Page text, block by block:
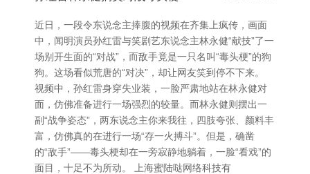
近日，一段令东说念主捧腹的视频在齐集上疯传，画面
中，闻明演员孙红雷与笑剧艺东说念主林永健“献技”了一
场别开生面的“对战”，而敌手竟是一只名叫“毒头梗”的狗
狗。这场看似荒唐的“对决”，却让网友笑到停不下来。
视频中，孙红雷身穿失业装，一脸严肃地站在林永健对
面，仿佛准备进行一场强烈的较量。而林永健则摆出一
副“战争姿态”，两东说念主你来我往，四肢夸张、颜料丰
富，仿佛真的在进行一场“存一火搏斗”。但是，确凿
的“敌手”——毒头梗却在一旁寂静地躺着，一脸“看戏”的
面目，十足不为所动。 上海蜜陆哒网络科技有